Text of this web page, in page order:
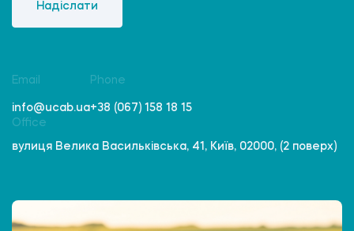
Надіслати
Email
info@ucab.ua
Phone
+38 (067) 158 18 15
Office
вулиця Велика Васильківська, 41, Київ, 02000, (2 поверх)